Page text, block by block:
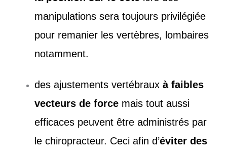
manipulations sera toujours privilégiée
pour remanier les vertèbres, lombaires
notamment.
des ajustements vertébraux à faibles
vecteurs de force mais tout aussi
efficaces peuvent être administrés par
le chiropracteur. Ceci afin d’éviter des